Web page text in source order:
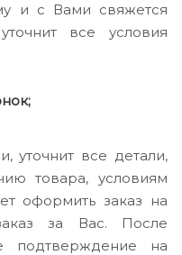
и с Вами свяжется
все условия
уточнит все детали,
товара, условиям
оформить заказ на
за Вас. После
подтверждение на